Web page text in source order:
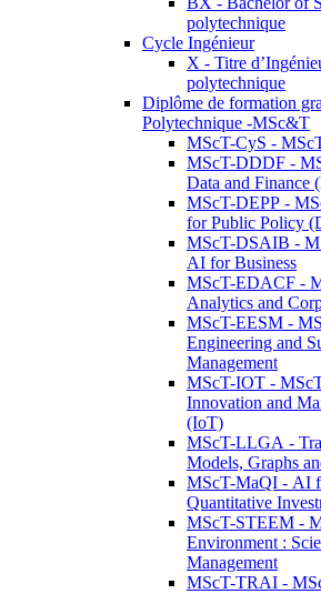
polytechnique
Cycle Ingénieur
X - Titre
polytechnique
Diplôme de formation
Polytechnique -MSc&T
MScT-CyS -
MScT-DDDF -
Data and Finance
MScT-DEPP -
for Public Policy
MScT-DSAIB -
AI for Business
MScT-EDACF -
Analytics and
MScT-EESM -
Engineering and
Management
MScT-IOT -
Innovation and
(IoT)
MScT-LLGA -
Models, Graphs
MScT-MaQI - AI
Quantitative
MScT-STEEM -
Environment :
Management
MScT-TRAI -